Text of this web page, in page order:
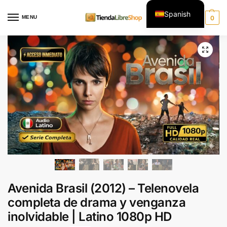
MENU 0
Avenida Brasil (2012) – Telenovela
completa de drama y venganza
inolvidable | Latino 1080p HD
Spanish
English